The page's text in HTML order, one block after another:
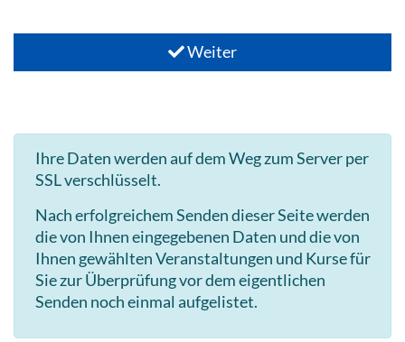
Weiter
Ihre Daten werden auf dem Weg zum Server per
SSL verschlüsselt.
Nach erfolgreichem Senden dieser Seite werden
die von Ihnen eingegebenen Daten und die von
Ihnen gewählten Veranstaltungen und Kurse für
Sie zur Überprüfung vor dem eigentlichen
Senden noch einmal aufgelistet.